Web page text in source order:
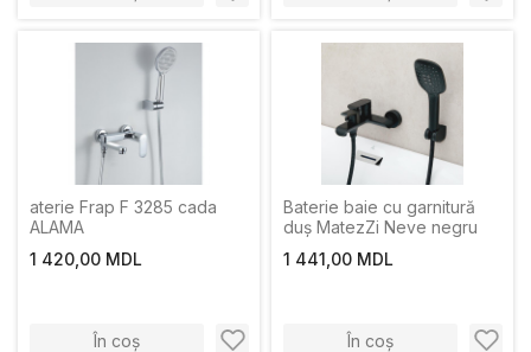
aterie Frap F 3285 cada
ALAMA
1 420,00 MDL
În coș
Baterie baie cu garnitură
duș MatezZi Neve negru
1 441,00 MDL
În coș